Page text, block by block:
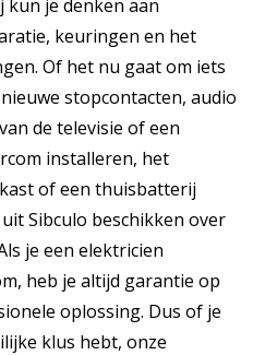
kun je denken aan
keuringen en het
Of het nu gaat om iets
stopcontacten, audio
de televisie of een
installeren, het
of een thuisbatterij
Sibculo beschikken over
je een elektricien
heb je altijd garantie op
oplossing. Dus of je
klus hebt, onze